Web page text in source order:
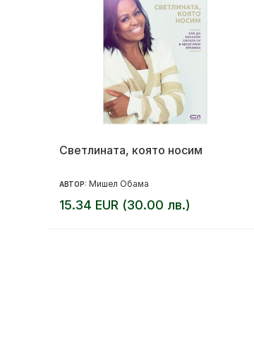
Светлината, която носим
АВТОР: Мишел Обама
15.34 EUR (30.00 лв.)